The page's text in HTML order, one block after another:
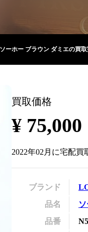
ーホー ブラウン ダミエの買
買取価格
¥ 75,000
2022年02月 に宅配買
ブランド
品名
品番